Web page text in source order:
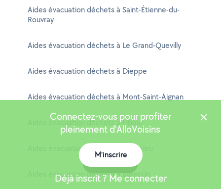
Aides évacuation déchets à Saint-Étienne-du-
Rouvray
Aides évacuation déchets à Le Grand-Quevilly
Aides évacuation déchets à Dieppe
Aides évacuation déchets à Mont-Saint-Aignan
Aides évacuation déchets à Elbeuf
Aides évacuation déchets à Canteleu
Aides évacuation déchets à Barentin
Connectez-vous pour profiter
pleinement d'AlloVoisins
M'inscrire
Déjà inscrit ? Me connecter